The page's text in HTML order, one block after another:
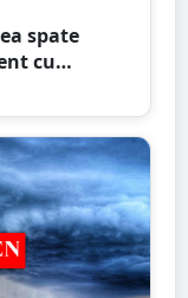
spate
cu
Mare